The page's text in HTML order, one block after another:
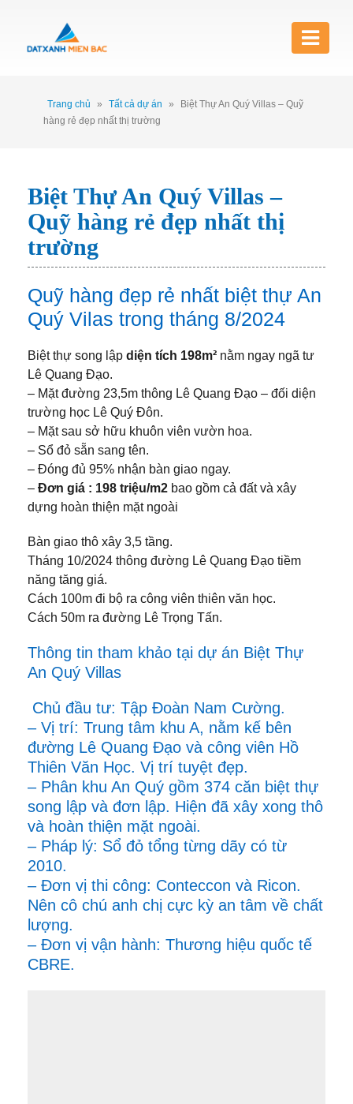
Trang chủ » Tất cả dự án »
Biệt Thự An Quý Villas – Quỹ
hàng rẻ đẹp nhất thị trường
Biệt Thự An Quý Villas –
Quỹ hàng rẻ đẹp nhất thị
trường
Quỹ hàng đẹp rẻ nhất biệt thự An
Quý Vilas trong tháng 8/2024
Biệt thự song lập diện tích 198m² nằm ngay ngã tư
Lê Quang Đạo.
– Mặt đường 23,5m thông Lê Quang Đạo – đối diện
trường học Lê Quý Đôn.
– Mặt sau sở hữu khuôn viên vườn hoa.
– Sổ đỏ sẵn sang tên.
– Đóng đủ 95% nhận bàn giao ngay.
– Đơn giá : 198 triệu/m2 bao gồm cả đất và xây
dựng hoàn thiện mặt ngoài
Bàn giao thô xây 3,5 tầng.
Tháng 10/2024 thông đường Lê Quang Đạo tiềm
năng tăng giá.
Cách 100m đi bộ ra công viên thiên văn học.
Cách 50m ra đường Lê Trọng Tấn.
Thông tin tham khảo tại dự án Biệt Thự
An Quý Villas
Chủ đầu tư: Tập Đoàn Nam Cường.
– Vị trí: Trung tâm khu A, nằm kế bên
đường Lê Quang Đạo và công viên Hồ
Thiên Văn Học. Vị trí tuyệt đẹp.
– Phân khu An Quý gồm 374 căn biệt thự
song lập và đơn lập. Hiện đã xây xong thô
và hoàn thiện mặt ngoài.
– Pháp lý: Sổ đỏ tổng từng dãy có từ
2010.
– Đơn vị thi công: Conteccon và Ricon.
Nên cô chú anh chị cực kỳ an tâm về chất
lượng.
– Đơn vị vận hành: Thương hiệu quốc tế
CBRE.